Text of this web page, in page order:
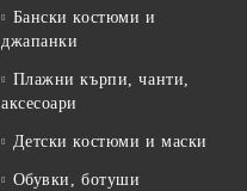
Бански костюми и
джапанки
Плажни кърпи, чанти,
аксесоари
Детски костюми и маски
Обувки, ботуши